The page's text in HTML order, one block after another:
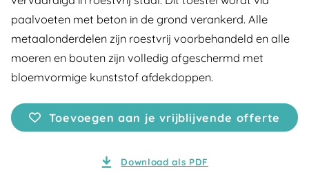
paalvoeten met beton in de grond verankerd. Alle
metaalonderdelen zijn roestvrij voorbehandeld en alle
moeren en bouten zijn volledig afgeschermd met
bloemvormige kunststof afdekdoppen.
Toevoegen aan je vrijblijvende offerte
Download als PDF